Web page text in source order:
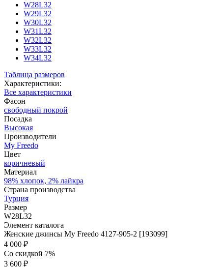
W28L32
W29L32
W30L32
W31L32
W32L32
W33L32
W34L32
Таблица размеров
Характеристики:
Все характеристики
Фасон
свободный покрой
Посадка
Высокая
Производители
My Freedo
Цвет
коричневый
Материал
98% хлопок, 2% лайкра
Страна производства
Турция
Размер
W28L32
Элемент каталога
Женские джинсы My Freedo 4127-905-2 [193099]
4 000 ₽
Со скидкой 7%
3 600 ₽